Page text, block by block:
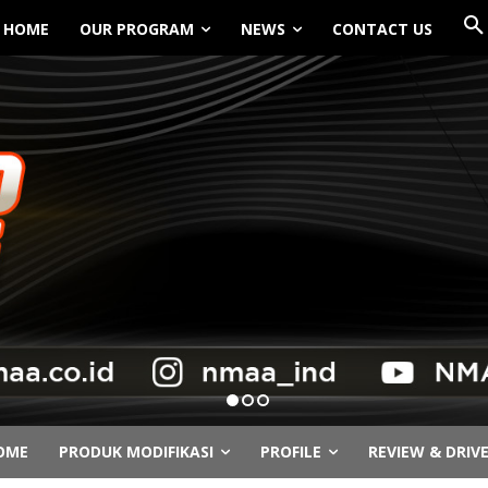
HOME OUR PROGRAM NEWS CONTACT US
PRODUK MODIFIKASI PROFILE REVIEW & DRIVE